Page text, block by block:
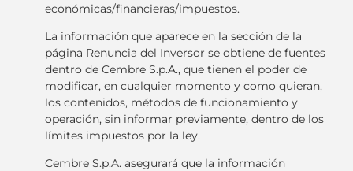
económicas/financieras/impuestos.
La información que aparece en la sección de la
página Renuncia del Inversor se obtiene de fuentes
dentro de Cembre S.p.A., que tienen el poder de
modificar, en cualquier momento y como quieran,
los contenidos, métodos de funcionamiento y
operación, sin informar previamente, dentro de los
límites impuestos por la ley.
Cembre S.p.A. asegurará que la información